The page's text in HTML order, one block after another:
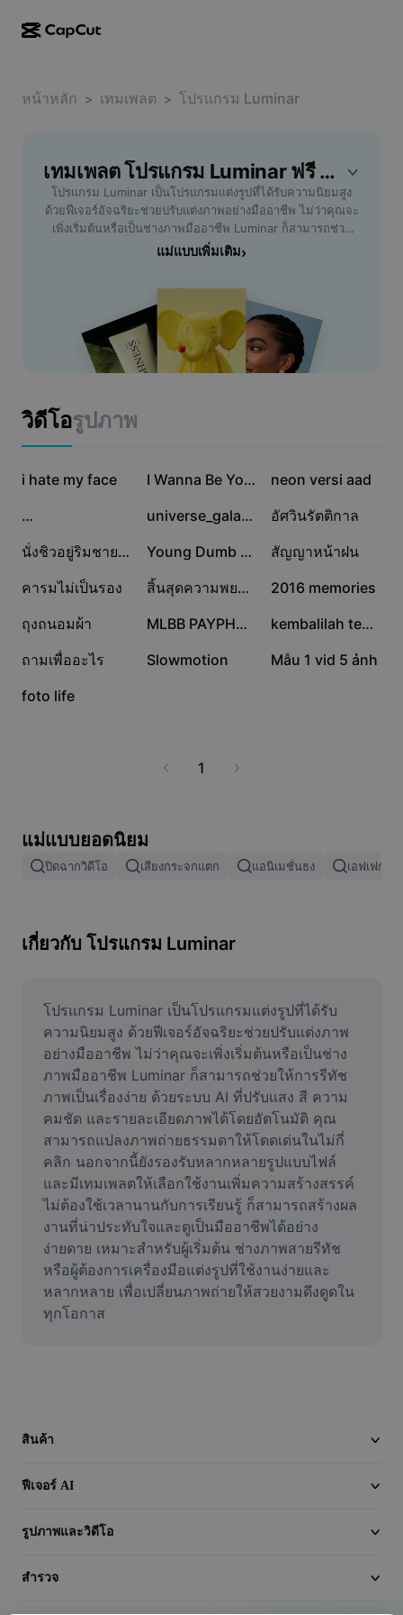
CapCut บนเดสก์ท็อป
CapCut Pad
CapCut บนมือถือ
สตูดิโอวิดีโอ
ตัวสร้างวิดีโอ AI
Dreamina Seedance 2.5
Nano Banana Pro
คำบรรยายอัตโนมัติ
การจดจำคำพูด
ผสานรูปภาพ
ปรับขนาดรูปภาพ
เครื่องมือสร้างมีม
AI Text Remover
AI People Remover
AI Inpainting
Face Cutout
วิดีโอ
ลบพื้นหลังวิดีโอ
ปรับปรุงคุณภาพ
เครื่องมือสร้างและแก้ไขวิดีโอ
เครื่องมือสร้างและแก้ไขรูปภาพ
เครื่องมือสร้างและแก้ไขเสียงพูด
กรณีการใช้งาน
การตลาด
แม่แบบโซเชียลมีเดีย
อื่นๆ
แม่แบบเอฟเฟกต์
แม่แบบธุรกิจ
แม่แบบอุตสาหกรรม
โครงการริเริ่ม
พันธมิตร
โปรแกรมพันธมิตรเพื่อการสร้างสรรค์
โปรแกรม CapCut Creative Campus
ศูนย์ความเชื่อถือ
ศูนย์ช่วยเหลือ
ห้องข่าว
เกี่ยวกับเงื่อนไขการใช้บริการของ CapCut
Dreamina Seedance 2.0 Launch
หน้าหลัก > เทมเพลต > โปรแกรม Luminar
เทมเพลต โปรแกรม Luminar ฟรี โดย CapCut
โปรแกรม Luminar เป็นโปรแกรมแต่งรูปที่ได้รับความนิยมสูง
ด้วยฟีเจอร์อัจฉริยะช่วยปรับแต่งภาพอย่างมืออาชีพ ไม่ว่าคุณจะ
เพิ่งเริ่มต้นหรือเป็นช่างภาพมืออาชีพ Luminar ก็สามารถช่วย
ให้การรีทัชภาพเป็นเรื่องง่าย ด้วยระบบ AI ที่ปรับแสง สี ความคม
หลากหลายรูปแบบไฟล์ และมีเทมเพลตให้เลือกใช้งานเพิ่มความ
สร้างสรรค์ ไม่ต้องใช้เวลานานกับการเรียนรู้ ก็สามารถสร้างผล
งานที่น่าประทับใจและดูเป็นมืออาชีพได้อย่างง่ายดาย เหมาะ
สำหรับผู้เริ่มต้น ช่างภาพสายรีทัช หรือผู้ต้องการเครื่องมือแต่งรูป
ที่ใช้งานง่ายและหลากหลาย เพื่อเปลี่ยนภาพถ่ายให้สวยงาม
แม่แบบเพิ่มเติม›
วิดีโอรูปภาพ
230.7K
i hate my face 107.1K I Wanna Be Your Fav 55.2K
neon versi aad
… 19.1K universe_galaxy 17.2K
อัศวินรัตติกาล
14.6K นั่งชิวอยู่ริมชายหาด 4.3K Young Dumb & Broke 2.8K
สัญญาหน้าฝน
1.8K
คารมไม่เป็นรอง 1.2K สิ้นสุดความพยายาม 1K
2016 memories
575
ถุงถนอมผ้า 536 MLBB PAYPHONE V2 476 kembalilah temanku
358
ถามเพื่ออะไร 11
Slowmotion 1
Mẫu 1 vid 5 ảnh
0
foto life
1
แม่แบบยอดนิยม
ปิดฉากวิดีโอ เสียงกระจกแตก แอนิเมชั่นธง เอฟเฟกต์
เกี่ยวกับ โปรแกรม Luminar
โปรแกรม Luminar เป็นโปรแกรมแต่งรูปที่ได้รับ
ความนิยมสูง ด้วยฟีเจอร์อัจฉริยะช่วยปรับแต่งภาพ
อย่างมืออาชีพ ไม่ว่าคุณจะเพิ่งเริ่มต้นหรือเป็นช่าง
ภาพมืออาชีพ Luminar ก็สามารถช่วยให้การรีทัช
ภาพเป็นเรื่องง่าย ด้วยระบบ AI ที่ปรับแสง สี ความ
คมชัด และรายละเอียดภาพได้โดยอัตโนมัติ คุณ
สามารถแปลงภาพถ่ายธรรมดาให้โดดเด่นในไม่กี่
คลิก นอกจากนี้ยังรองรับหลากหลายรูปแบบไฟล์
และมีเทมเพลตให้เลือกใช้งานเพิ่มความสร้างสรรค์
ไม่ต้องใช้เวลานานกับการเรียนรู้ ก็สามารถสร้างผล
งานที่น่าประทับใจและดูเป็นมืออาชีพได้อย่าง
ง่ายดาย เหมาะสำหรับผู้เริ่มต้น ช่างภาพสายรีทัช
หรือผู้ต้องการเครื่องมือแต่งรูปที่ใช้งานง่ายและ
หลากหลาย เพื่อเปลี่ยนภาพถ่ายให้สวยงามดึงดูดใน
ทุกโอกาส
สินค้า
ฟีเจอร์ AI
รูปภาพและวิดีโอ
สำรวจ